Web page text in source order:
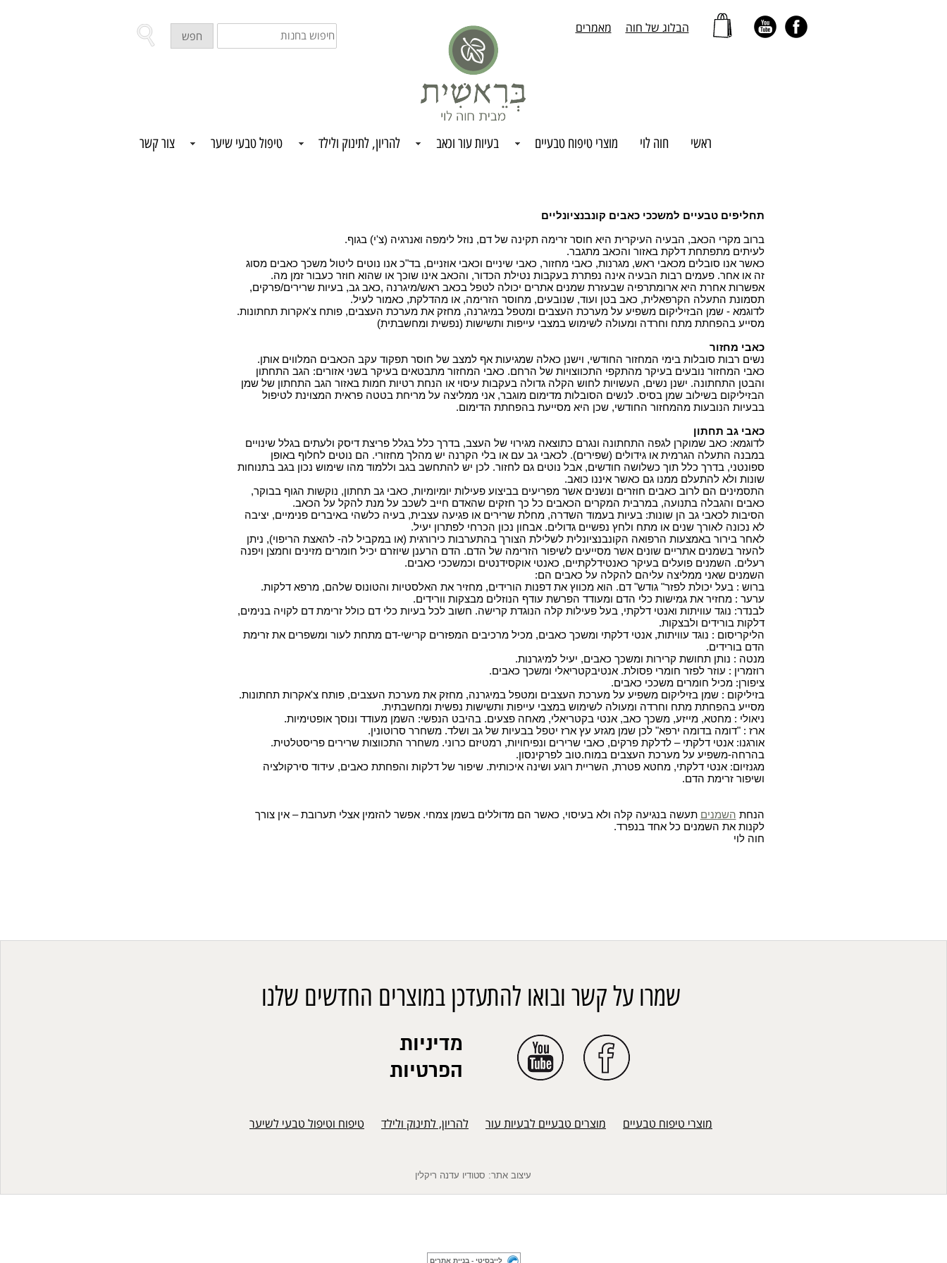
חיפוש
בחנות
חפש
הבלוג של חוה מאמרים
ראשי חוה לוי מוצרי טיפוח טבעיים בעיות עור וכאב להריון, לתינוק ולילד טיפול טבעי שיער צור קשר
תחליפים טבעיים למשככי כאבים קונבנציונליים
ברוב מקרי הכאב, הבעיה העיקרית היא חוסר זרימה תקינה של דם, נוזל לימפה ואנרגיה (צ'י) בגוף.
לעיתים מתפתחת דלקת באזור והכאב מתגבר.
כאשר אנו סובלים מכאבי ראש, מגרנות, כאבי מחזור, כאבי שיניים וכאבי אוזניים, בד"כ אנו נוטים ליטול משכך כאבים מסוג
זה או אחר. פעמים רבות הבעיה אינה נפתרת בעקבות נטילת הכדור, והכאב אינו שוכך או שהוא חוזר כעבור זמן מה.
אפשרות אחרת היא ארומתרפיה שבעזרת שמנים אתרים יכולה לטפל בכאב ראש/מיגרנה ,כאב גב, בעיות שרירים/פרקים,
תסמונת התעלה הקרפאלית, כאב בטן ועוד, שנובעים, מחוסר הזרימה, או מהדלקת, כאמור לעיל.
לדוגמא - שמן הבזיליקום משפיע על מערכת העצבים ומטפל במיגרנה, מחזק את מערכת העצבים, פותח צ'אקרות תחתונות.
מסייע בהפחתת מתח וחרדה ומעולה לשימוש במצבי עייפות ותשישות (נפשית ומחשבתית(
כאבי מחזור
נשים רבות סובלות בימי המחזור החודשי, וישנן כאלה שמגיעות אף למצב של חוסר תפקוד עקב הכאבים המלווים אותן.
כאבי המחזור נובעים בעיקר מהתקפי התכווצויות של הרחם. כאבי המחזור מתבטאים בעיקר בשני אזורים: הגב התחתון
והבטן התחתונה. ישנן נשים, העשויות לחוש הקלה גדולה בעקבות עיסוי או הנחת רטיות חמות באזור הגב התחתון של שמן
הבזיליקום בשילוב שמן בסיס. לנשים הסובלות מדימום מוגבר, אני ממליצה על מריחת בטטה פראית המצוינת לטיפול
בבעיות הנובעות מהמחזור החודשי, שכן היא מסייעת בהפחתת הדימום.
כאבי גב תחתון
לדוגמא: כאב שמוקרן לגפה התחתונה ונגרם כתוצאה מגירוי של העצב, בדרך כלל בגלל פריצת דיסק ולעתים בגלל שינויים
במבנה התעלה הגרמית או גידולים (שפירים). לכאבי גב עם או בלי הקרנה יש מהלך מחזורי. הם נוטים לחלוף באופן
ספונטני, בדרך כלל תוך כשלושה חודשים, אבל נוטים גם לחזור. לכן יש להתחשב בגב וללמוד מהו שימוש נכון בגב בתנוחות
שונות ולא להתעלם ממנו גם כאשר איננו כואב.
התסמינים הם לרוב כאבים חוזרים ונשנים אשר מפריעים בביצוע פעילות יומיומיות, כאבי גב תחתון, נוקשות הגוף בבוקר,
כאבים והגבלה בתנועה, במרבית המקרים הכאבים כל כך חזקים שהאדם חייב לשכב על מנת להקל על הכאב.
הסיבות לכאבי גב הן שונות: בעיות בעמוד השדרה, מחלת שרירים או פגיעה עצבית, בעיה כלשהי באיברים פנימיים, יציבה
לא נכונה לאורך שנים או מתח ולחץ נפשיים גדולים. אבחון נכון הכרחי לפתרון יעיל.
לאחר בירור באמצעות הרפואה הקונבנציונלית לשלילת הצורך בהתערבות כירורגית (או במקביל לה- להאצת הריפוי), ניתן
להעזר בשמנים אתריים שונים אשר מסייעים לשיפור הזרימה של הדם. הדם הרענן שיוזרם יכיל חומרים מזינים וחמצן ויפנה
רעלים. השמנים פועלים בעיקר כאנטידלקתיים, כאנטי אוקסידנטים וכמשככי כאבים.
השמנים שאני ממליצה עליהם להקלה על כאבים הם:
ברוש : בעל יכולת לפזר"גודש" דם. הוא מכווץ את דפנות הורידים, מחזיר את האלסטיות והטונוס שלהם, מרפא דלקות.
ערער : מחזיר את גמישות כלי הדם ומעודד הפרשת עודף הנוזלים מבצקות וורידים.
לבנדר: נוגד עוויתות ואנטי דלקתי, בעל פעילות קלה הנוגדת קרישה. חשוב לכל בעיות כלי דם כולל זרימת דם לקויה בנימים,
דלקות בורידים ולבצקות.
הליקריסום : נוגד עוויתות, אנטי דלקתי ומשכך כאבים, מכיל מרכיבים המפזרים קרישי-דם מתחת לעור ומשפרים את זרימת
הדם בורידים.
מנטה : נותן תחושת קרירות ומשכך כאבים, יעיל למיגרנות.
רוזמרין : עוזר לפזר חומרי פסולת. אנטיבקטריאלי ומשכך כאבים.
ציפורן: מכיל חומרים משככי כאבים.
בזיליקום : שמן בזיליקום משפיע על מערכת העצבים ומטפל במיגרנה, מחזק את מערכת העצבים, פותח צ'אקרות תחתונות.
מסייע בהפחתת מתח וחרדה ומעולה לשימוש במצבי עייפות ותשישות נפשית ומחשבתית.
ניאולי : מחטא, מייזע, משכך כאב, אנטי בקטריאלי, מאחה פצעים. בהיבט הנפשי: השמן מעודד ונוסך אופטימיות.
ארז : "דומה בדומה ירפא" לכן שמן מגזע עץ ארז יטפל בבעיות של גב ושלד. משחרר סרוטונין.
אורגנו: אנטי דלקתי – לדלקת פרקים, כאבי שרירים ונפיחויות, רמטיזם כרוני. משחרר התכווצות שרירים פריסטלטית.
בהרחה-משפיע על מערכת העצבים במוח.טוב לפרקינסון.
מגנזיום: אנטי דלקתי, מחטא פטרת, השריית רוגע ושינה איכותית.שיפור של דלקות והפחתת כאבים, עידוד סירקולציה
ושיפור זרימת הדם.
הנחת השמנים תעשה בנגיעה קלה ולא בעיסוי, כאשר הם מדוללים בשמן צמחי. אפשר להזמין אצלי תערובת – אין צורך
לקנות את השמנים כל אחד בנפרד.
חוה לוי
שמרו על קשר ובואו להתעדכן במוצרים החדשים שלנו
עיצוב אתר: סטודיו עדנה ריקלין
מוצרי טיפוח טבעיים מוצרים טבעיים לבעיות עור להריון, לתינוק ולילד טיפוח וטיפול טבעי לשיער
מדיניות
הפרטיות
לייבסיטי - בניית אתרים